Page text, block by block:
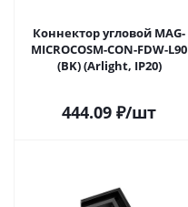
Коннектор угловой MAG-
MICROCOSM-CON-FDW-L90
(BK) (Arlight, IP20)
444.09 ₽/шт